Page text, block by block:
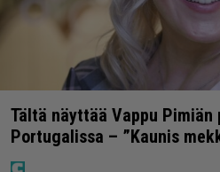
Tältä näyttää Vappu Pimiän
Portugalissa – ”Kaunis